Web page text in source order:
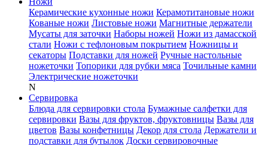
Керамические кухонные ножи Керамотитановые ножи
Кованые ножи Листовые ножи Магнитные держатели
Мусаты для заточки Наборы ножей Ножи из дамасской
стали Ножи с тефлоновым покрытием Ножницы и
секаторы Подставки для ножей Ручные настольные
ножеточки Топорики для рубки мяса Точильные камни
Электрические ножеточки
N
Сервировка
Блюда для сервировки стола Бумажные салфетки для
сервировки Вазы для фруктов, фруктовницы Вазы для
цветов Вазы конфетницы Декор для стола Держатели и
подставки для бутылок Доски сервировочные